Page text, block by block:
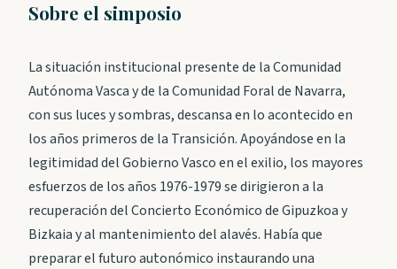
Sobre el simposio
La situación institucional presente de la Comunidad
Autónoma Vasca y de la Comunidad Foral de Navarra,
con sus luces y sombras, descansa en lo acontecido en
los años primeros de la Transición. Apoyándose en la
legitimidad del Gobierno Vasco en el exilio, los mayores
esfuerzos de los años 1976-1979 se dirigieron a la
recuperación del Concierto Económico de Gipuzkoa y
Bizkaia y al mantenimiento del alavés. Había que
preparar el futuro autonómico instaurando una